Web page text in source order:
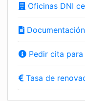
Oficinas DNI
Pedir cita para
Tasa de